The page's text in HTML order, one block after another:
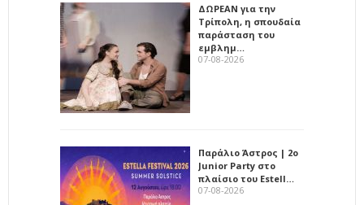
ΔΩΡΕΑΝ για την
Τρίπολη, η σπουδαία
παράσταση του
εμβλημ…
07-08-2026
Παράλιο Άστρος | 2ο
Junior Party στο
πλαίσιο του Estell…
07-08-2026